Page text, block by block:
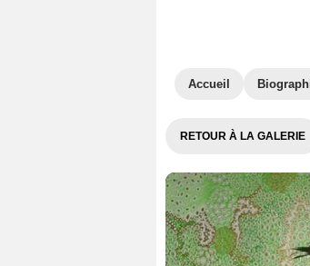
Accueil
RETOUR À LA GALERIE